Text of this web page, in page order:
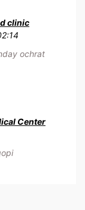
clinic
ochrat
Center